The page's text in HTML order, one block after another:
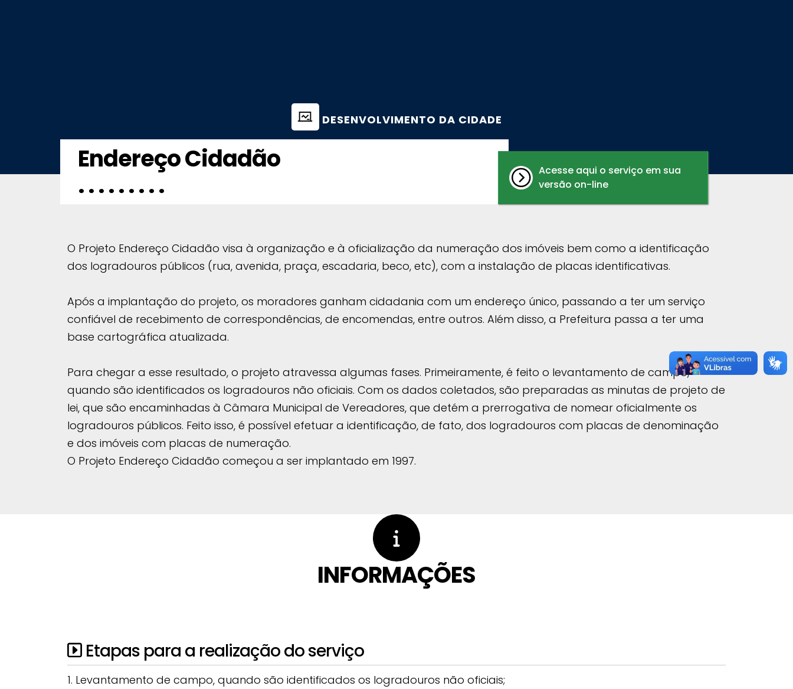
DESENVOLVIMENTO DA CIDADE
Endereço Cidadão
. . . . . . . . .
Acesse aqui o serviço em sua
versão on-line
O Projeto Endereço Cidadão visa à organização e à oficialização da numeração dos imóveis bem como a identificação
dos logradouros públicos (rua, avenida, praça, escadaria, beco, etc), com a instalação de placas identificativas.
Após a implantação do projeto, os moradores ganham cidadania com um endereço único, passando a ter um serviço
confiável de recebimento de correspondências, de encomendas, entre outros. Além disso, a Prefeitura passa a ter uma
base cartográfica atualizada.
Para chegar a esse resultado, o projeto atravessa algumas fases. Primeiramente, é feito o levantamento de campo,
quando são identificados os logradouros não oficiais. Com os dados coletados, são preparadas as minutas de projeto de
lei, que são encaminhadas à Câmara Municipal de Vereadores, que detém a prerrogativa de nomear oficialmente os
logradouros públicos. Feito isso, é possível efetuar a identificação, de fato, dos logradouros com placas de denominação
e dos imóveis com placas de numeração.
O Projeto Endereço Cidadão começou a ser implantado em 1997.
INFORMAÇÕES
Etapas para a realização do serviço
1. Levantamento de campo, quando são identificados os logradouros não oficiais;